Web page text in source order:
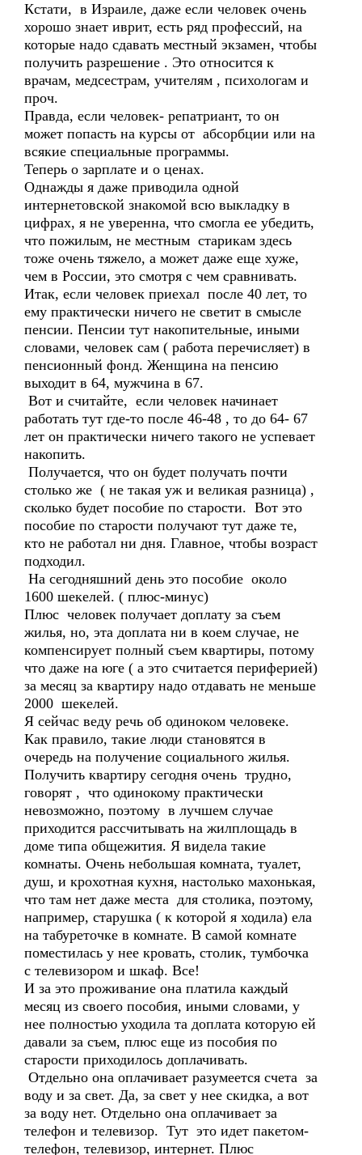
Кстати, в Израиле, даже если человек очень
хорошо знает иврит, есть ряд профессий, на
которые надо сдавать местный экзамен, чтобы
получить разрешение . Это относится к
врачам, медсестрам, учителям , психологам и
проч.
Правда, если человек- репатриант, то он
может попасть на курсы от абсорбции или на
всякие специальные программы.
Теперь о зарплате и о ценах.
Однажды я даже приводила одной
интернетовской знакомой всю выкладку в
цифрах, я не уверенна, что смогла ее убедить,
что пожилым, не местным старикам здесь
тоже очень тяжело, а может даже еще хуже,
чем в России, это смотря с чем сравнивать.
Итак, если человек приехал после 40 лет, то
ему практически ничего не светит в смысле
пенсии. Пенсии тут накопительные, иными
словами, человек сам ( работа перечисляет) в
пенсионный фонд. Женщина на пенсию
выходит в 64, мужчина в 67.
Вот и считайте, если человек начинает
работать тут где-то после 46-48 , то до 64- 67
лет он практически ничего такого не успевает
накопить.
Получается, что он будет получать почти
столько же ( не такая уж и великая разница) ,
сколько будет пособие по старости. Вот это
пособие по старости получают тут даже те,
кто не работал ни дня. Главное, чтобы возраст
подходил.
На сегодняшний день это пособие около
1600 шекелей. ( плюс-минус)
Плюс человек получает доплату за съем
жилья, но, эта доплата ни в коем случае, не
компенсирует полный съем квартиры, потому
что даже на юге ( а это считается периферией)
за месяц за квартиру надо отдавать не меньше
2000 шекелей.
Я сейчас веду речь об одиноком человеке.
Как правило, такие люди становятся в
очередь на получение социального жилья.
Получить квартиру сегодня очень трудно,
говорят , что одинокому практически
невозможно, поэтому в лучшем случае
приходится рассчитывать на жилплощадь в
доме типа общежития. Я видела такие
комнаты. Очень небольшая комната, туалет,
душ, и крохотная кухня, настолько махонькая,
что там нет даже места для столика, поэтому,
например, старушка ( к которой я ходила) ела
на табуреточке в комнате. В самой комнате
поместилась у нее кровать, столик, тумбочка
с телевизором и шкаф. Все!
И за это проживание она платила каждый
месяц из своего пособия, иными словами, у
нее полностью уходила та доплата которую ей
давали за съем, плюс еще из пособия по
старости приходилось доплачивать.
Отдельно она оплачивает разумеется счета за
воду и за свет. Да, за свет у нее скидка, а вот
за воду нет. Отдельно она оплачивает за
телефон и телевизор. Тут это идет пакетом-
телефон, телевизор, интернет. Плюс